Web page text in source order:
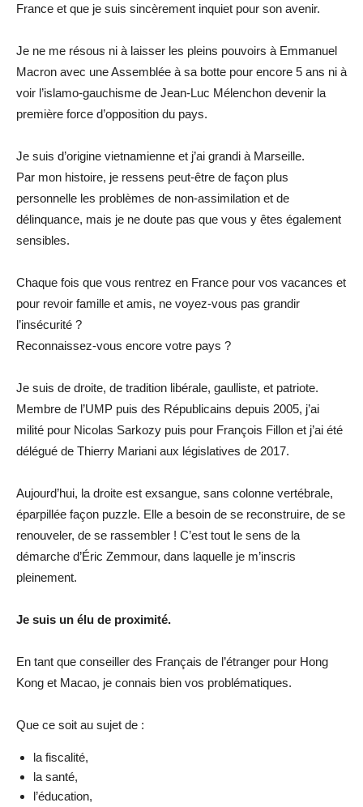
France et que je suis sincèrement inquiet pour son avenir.
Je ne me résous ni à laisser les pleins pouvoirs à Emmanuel
Macron avec une Assemblée à sa botte pour encore 5 ans ni à
voir l’islamo-gauchisme de Jean-Luc Mélenchon devenir la
première force d’opposition du pays.
Je suis d’origine vietnamienne et j’ai grandi à Marseille.
Par mon histoire, je ressens peut-être de façon plus
personnelle les problèmes de non-assimilation et de
délinquance, mais je ne doute pas que vous y êtes également
sensibles.
Chaque fois que vous rentrez en France pour vos vacances et
pour revoir famille et amis, ne voyez-vous pas grandir
l’insécurité ?
Reconnaissez-vous encore votre pays ?
Je suis de droite, de tradition libérale, gaulliste, et patriote.
Membre de l’UMP puis des Républicains depuis 2005, j’ai
milité pour Nicolas Sarkozy puis pour François Fillon et j’ai été
délégué de Thierry Mariani aux législatives de 2017.
Aujourd’hui, la droite est exsangue, sans colonne vertébrale,
éparpillée façon puzzle. Elle a besoin de se reconstruire, de se
renouveler, de se rassembler ! C’est tout le sens de la
démarche d’Éric Zemmour, dans laquelle je m’inscris
pleinement.
Je suis un élu de proximité.
En tant que conseiller des Français de l’étranger pour Hong
Kong et Macao, je connais bien vos problématiques.
Que ce soit au sujet de :
la fiscalité,
la santé,
l’éducation,